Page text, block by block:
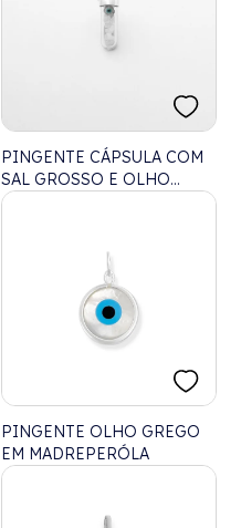
PINGENTE CÁPSULA COM
SAL GROSSO E OLHO
GREGO
PINGENTE OLHO GREGO
EM MADREPERÓLA